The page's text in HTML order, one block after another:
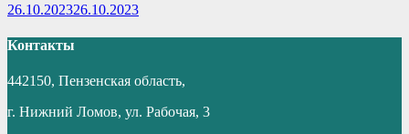
26.10.202326.10.2023
Контакты
442150, Пензенская область,
г. Нижний Ломов, ул. Рабочая, 3